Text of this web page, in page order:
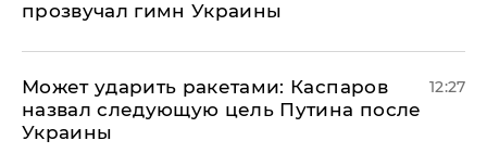
прозвучал гимн Украины
Может ударить ракетами: Каспаров
назвал следующую цель Путина после
Украины
12:27